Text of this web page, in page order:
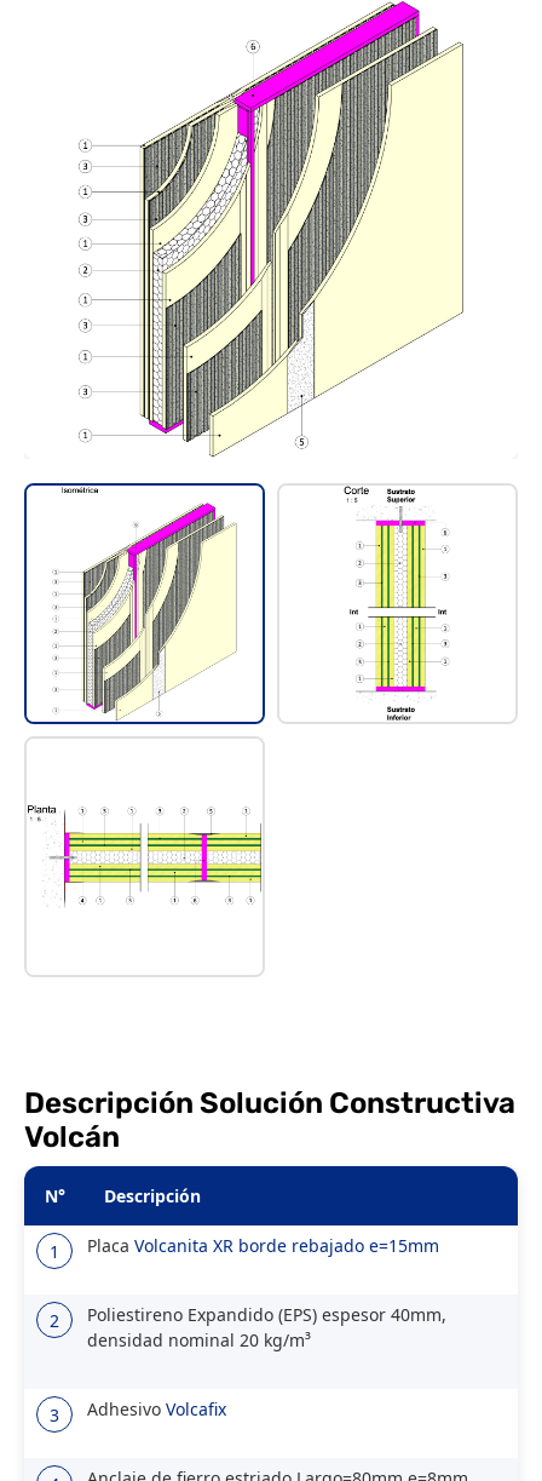
Descripción Solución Constructiva
Volcán
N° Descripción
1 Placa Volcanita XR borde rebajado e=15mm
2
Poliestireno Expandido (EPS) espesor 40mm,
densidad nominal 20 kg/m³
3 Adhesivo Volcafix